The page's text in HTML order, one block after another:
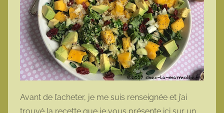
Avant de l’acheter, je me suis renseignée et j’ai